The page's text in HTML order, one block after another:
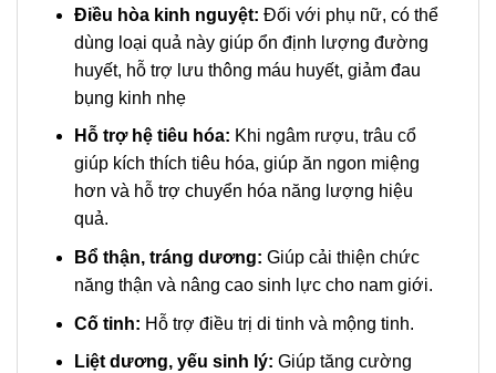
Điều hòa kinh nguyệt: Đối với phụ nữ, có thể
dùng loại quả này giúp ổn định lượng đường
huyết, hỗ trợ lưu thông máu huyết, giảm đau
bụng kinh nhẹ
Hỗ trợ hệ tiêu hóa: Khi ngâm rượu, trâu cổ
giúp kích thích tiêu hóa, giúp ăn ngon miệng
hơn và hỗ trợ chuyển hóa năng lượng hiệu
quả.
Bổ thận, tráng dương: Giúp cải thiện chức
năng thận và nâng cao sinh lực cho nam giới.
Cố tinh: Hỗ trợ điều trị di tinh và mộng tinh.
Liệt dương, yếu sinh lý: Giúp tăng cường